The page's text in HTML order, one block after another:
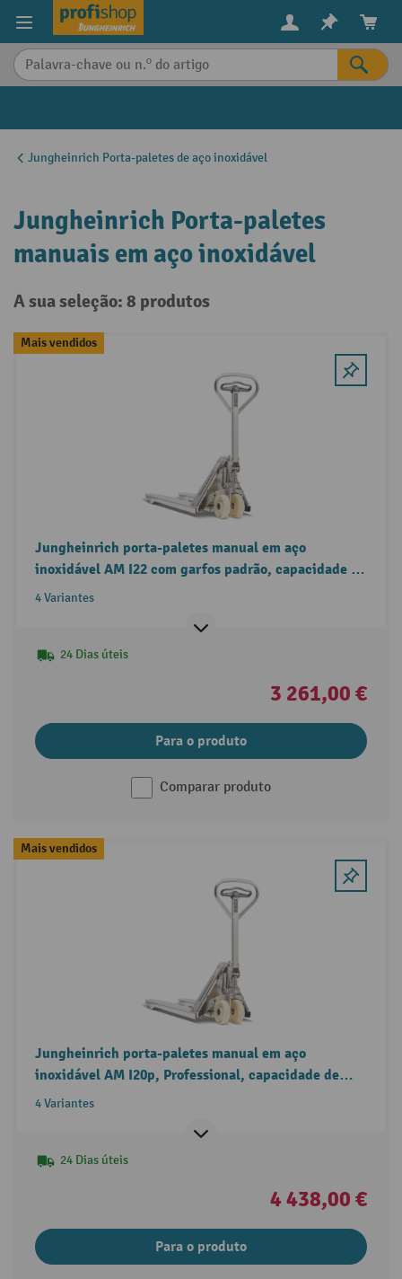
principal
Jungheinrich Porta-paletes de aço inoxidável
Jungheinrich Porta-paletes
manuais em aço inoxidável
A sua seleção: 8 produtos
Mais vendidos
Jungheinrich porta-paletes manual em aço
inoxidável AM I22 com garfos padrão, capacidade de
carga de 2200 kg
4 Variantes
24 Dias úteis
3 261,00 €
Para o produto
Comparar produto
Mais vendidos
Jungheinrich porta-paletes manual em aço
inoxidável AM I20p, Professional, capacidade de
carga de 2000 kg
4 Variantes
24 Dias úteis
4 438,00 €
Para o produto